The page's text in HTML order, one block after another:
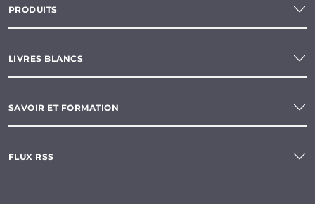
PRODUITS
LIVRES BLANCS
SAVOIR ET FORMATION
FLUX RSS